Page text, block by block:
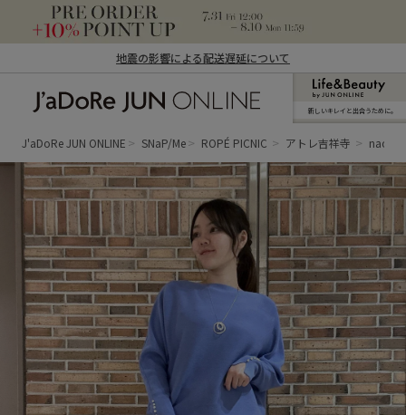
地震の影響による配送遅延について
ン オンライン）
新しいキレイと出合うために。
J'aDoRe JUN ONLINE SNaP/Me ROPÉ PICNIC アトレ吉祥寺 naoko